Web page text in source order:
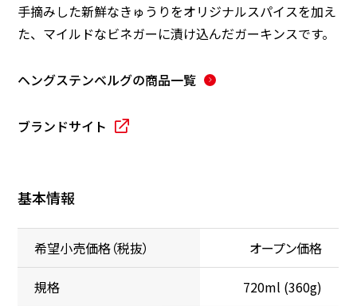
手摘みした新鮮なきゅうりをオリジナルスパイスを加え
た、マイルドなビネガーに漬け込んだガーキンスです。
ヘングステンベルグの商品一覧
ブランドサイト
基本情報
希望小売価格（税抜） オープン価格
規格 720ml (360g)